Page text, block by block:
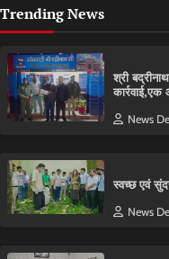
Trending News
श्री
News
स्वच्छ एवं
News